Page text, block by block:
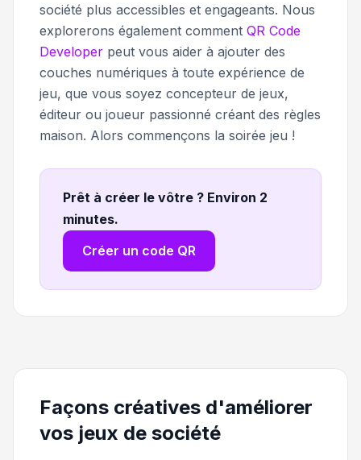
société plus accessibles et engageants. Nous
explorerons également comment QR Code
Developer peut vous aider à ajouter des
couches numériques à toute expérience de
jeu, que vous soyez concepteur de jeux,
éditeur ou joueur passionné créant des règles
maison. Alors commençons la soirée jeu !
Prêt à créer le vôtre ? Environ 2
minutes.
Créer un code QR
Façons créatives d'améliorer
vos jeux de société